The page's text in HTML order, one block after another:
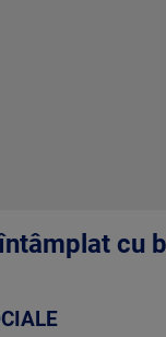
cu